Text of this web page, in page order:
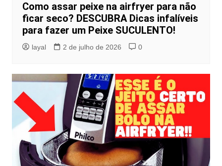
Como assar peixe na airfryer para não
ficar seco? DESCUBRA Dicas infalíveis
para fazer um Peixe SUCULENTO!
layal 2 de julho de 2026 0